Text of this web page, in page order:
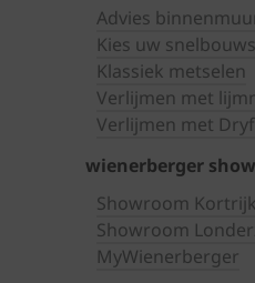
Advies
Kies uw
Klassiek metselen
Verlijmen met
Verlijmen met
wienerberger
Showroom Kortrijk
Showroom
MyWienerberger